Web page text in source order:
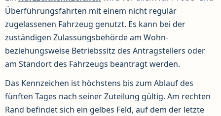
Überführungsfahrten mit einem nicht regulär
zugelassenen Fahrzeug genutzt. Es kann bei der
zuständigen Zulassungsbehörde am Wohn-
beziehungsweise Betriebssitz des Antragstellers oder
am Standort des Fahrzeugs beantragt werden.
Das Kennzeichen ist höchstens bis zum Ablauf des
fünften Tages nach seiner Zuteilung gültig. Am rechten
Rand befindet sich ein gelbes Feld, auf dem der letzte